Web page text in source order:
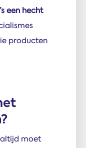
een hecht
producten
altijd moet